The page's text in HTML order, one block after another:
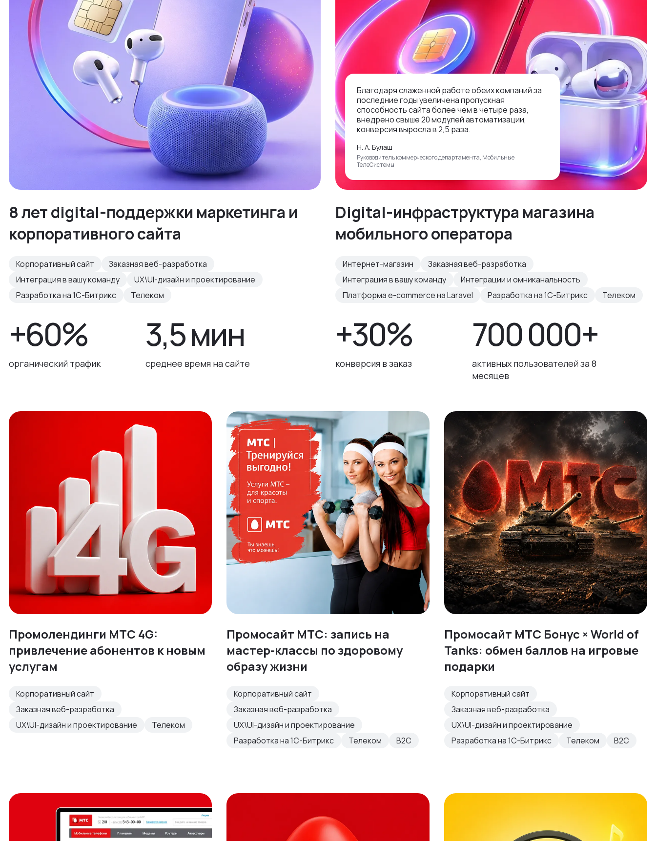
8 лет digital-поддержки маркетинга и
корпоративного сайта
Корпоративный сайт
Заказная веб-разработка
Интеграция в вашу команду
UX\UI-дизайн и проектирование
Разработка на 1С-Битрикс
Телеком
+60%
органический трафик
3,5 мин
среднее время на сайте
Благодаря слаженной работе обеих компаний за
последние годы увеличена пропускная
способность сайта более чем в четыре раза,
внедрено свыше 20 модулей автоматизации,
конверсия выросла в 2,5 раза.
Н. А. Булаш
Руководитель коммерческого департамента, Мобильные
ТелеСистемы
Digital-инфраструктура магазина
мобильного оператора
Интернет-магазин
Заказная веб-разработка
Интеграция в вашу команду
Интеграции и омниканальность
Платформа e-commerce на Laravel
Разработка на 1С-Битрикс Телеком
+30%
конверсия в заказ
700 000+
активных пользователей за 8
месяцев
Промолендинги МТС 4G:
привлечение абонентов к новым
услугам
Корпоративный сайт
Заказная веб-разработка
UX\UI-дизайн и проектирование
Телеком
Промосайт МТС: запись на
мастер-классы по здоровому
образу жизни
Корпоративный сайт
Заказная веб-разработка
UX\UI-дизайн и проектирование
Разработка на 1С-Битрикс
Телеком B2C
Промосайт МТС Бонус × World of
Tanks: обмен баллов на игровые
подарки
Корпоративный сайт
Заказная веб-разработка
UX\UI-дизайн и проектирование
Разработка на 1С-Битрикс
Телеком B2C